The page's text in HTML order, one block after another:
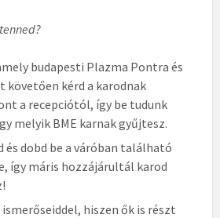
budapesti Plazma Pontra és
követően kérd a karodnak
a recepciótól, így be tudunk
melyik BME karnak gyűjtesz.
és dobd be a váróban található
így máris hozzájárultál karod
hiszen ők is részt